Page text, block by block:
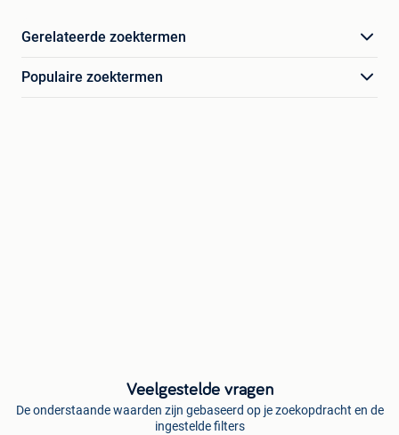
Gerelateerde zoektermen
Populaire zoektermen
Veelgestelde vragen
De onderstaande waarden zijn gebaseerd op je zoekopdracht en de
ingestelde filters